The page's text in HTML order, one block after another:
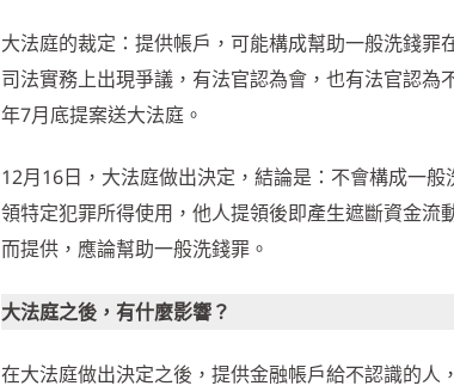
大法庭的裁定：提供帳戶，可能構成幫助一般洗錢
司法實務上出現爭議，有法官認為會，也有法官認
年7月底提案送大法庭。
12月16日，大法庭做出決定，結論是：不會構成一
領特定犯罪所得使用，他人提領後即產生遮斷資金
而提供，應論幫助一般洗錢罪。
大法庭之後，有什麼影響？
在大法庭做出決定之後，提供金融帳戶給不認識的